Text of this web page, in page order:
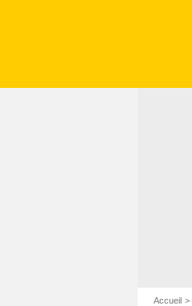
Accueil